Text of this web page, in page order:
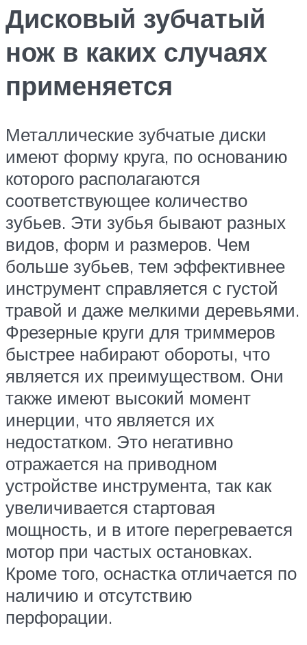
Дисковый зубчатый
нож в каких случаях
применяется
Металлические зубчатые диски
имеют форму круга, по основанию
которого располагаются
соответствующее количество
зубьев. Эти зубья бывают разных
видов, форм и размеров. Чем
больше зубьев, тем эффективнее
инструмент справляется с густой
травой и даже мелкими деревьями.
Фрезерные круги для триммеров
быстрее набирают обороты, что
является их преимуществом. Они
также имеют высокий момент
инерции, что является их
недостатком. Это негативно
отражается на приводном
устройстве инструмента, так как
увеличивается стартовая
мощность, и в итоге перегревается
мотор при частых остановках.
Кроме того, оснастка отличается по
наличию и отсутствию
перфорации.